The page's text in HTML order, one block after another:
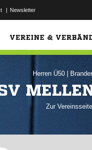
| Newsletter
VEREINE &
Herren Ü50
Zur Vereinsseite